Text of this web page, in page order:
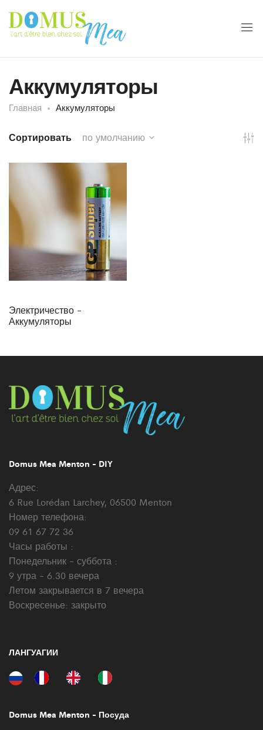
Аккумуляторы
Главная Аккумуляторы
Сортировать по умолчанию
Электричество -
Аккумуляторы
Domus Mea Menton - DIY
Адрес:
6 Rue Lorédan Larchey, 06500 Menton
Номер телефона:
09 61 67 72 36
Часы работы :
Понедельник - суббота :
9 утра - 6.30 вечера
Летом закрывается в 7 вечера
Воскресенье: закрыто
ЛАНГУАГИИ
Domus Mea Menton - Посуда